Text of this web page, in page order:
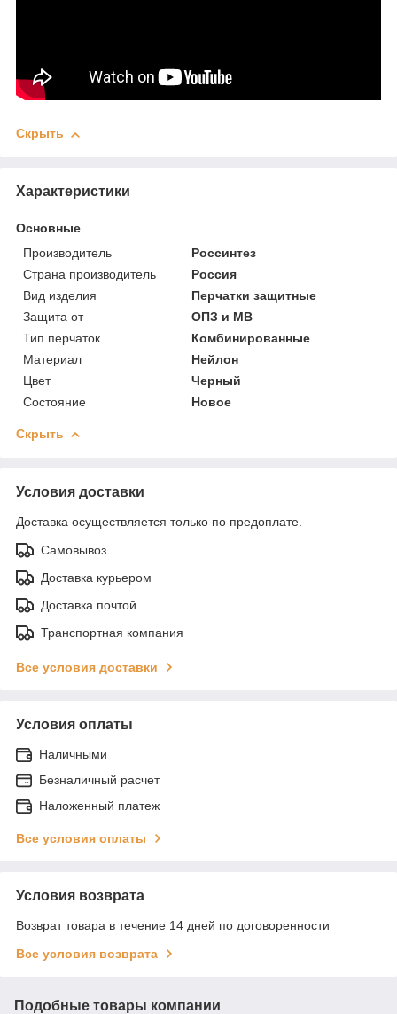
Скрыть
Характеристики
Основные
Производитель
Россинтез
Страна производитель
Россия
Вид изделия
Перчатки защитные
Защита от
ОПЗ и МВ
Тип перчаток
Комбинированные
Материал
Нейлон
Цвет
Черный
Состояние
Новое
Скрыть
Условия доставки
Доставка осуществляется только по предоплате.
Самовывоз
Доставка курьером
Доставка почтой
Транспортная компания
Все условия доставки
Условия оплаты
Наличными
Безналичный расчет
Наложенный платеж
Все условия оплаты
Условия возврата
Возврат товара в течение 14 дней по договоренности
Все условия возврата
Подобные товары компании